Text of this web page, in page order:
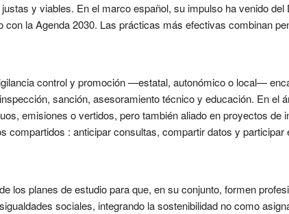
y viables. En el marco español, su impulso ha venido del
la Agenda 2030. Las prácticas más efectivas combinan
control y promoción —estatal, autonómico o local—
sanción, asesoramiento técnico y educación. En el
emisiones o vertidos, pero también aliado en proyectos de
compartidos : anticipar consultas, compartir datos y participar
los planes de estudio para que, en su conjunto, formen
sociales, integrando la sostenibilidad no como